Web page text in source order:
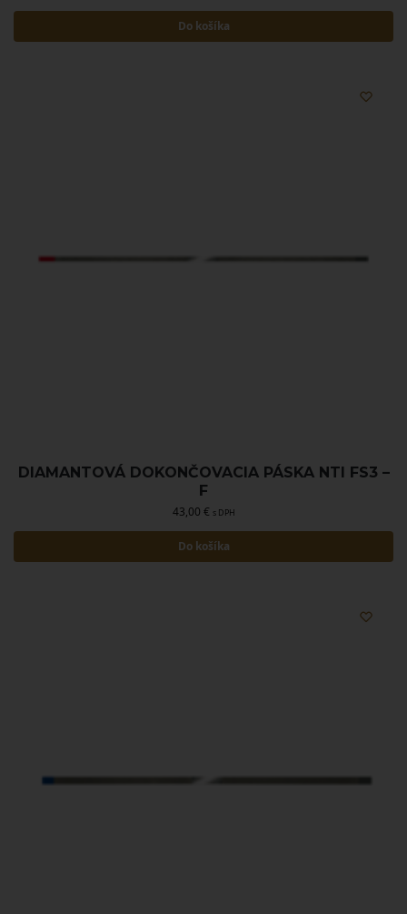
Do košíka
DIAMANTOVÁ DOKONČOVACIA PÁSKA NTI FS3 –
F
43,00 € s DPH
Do košíka